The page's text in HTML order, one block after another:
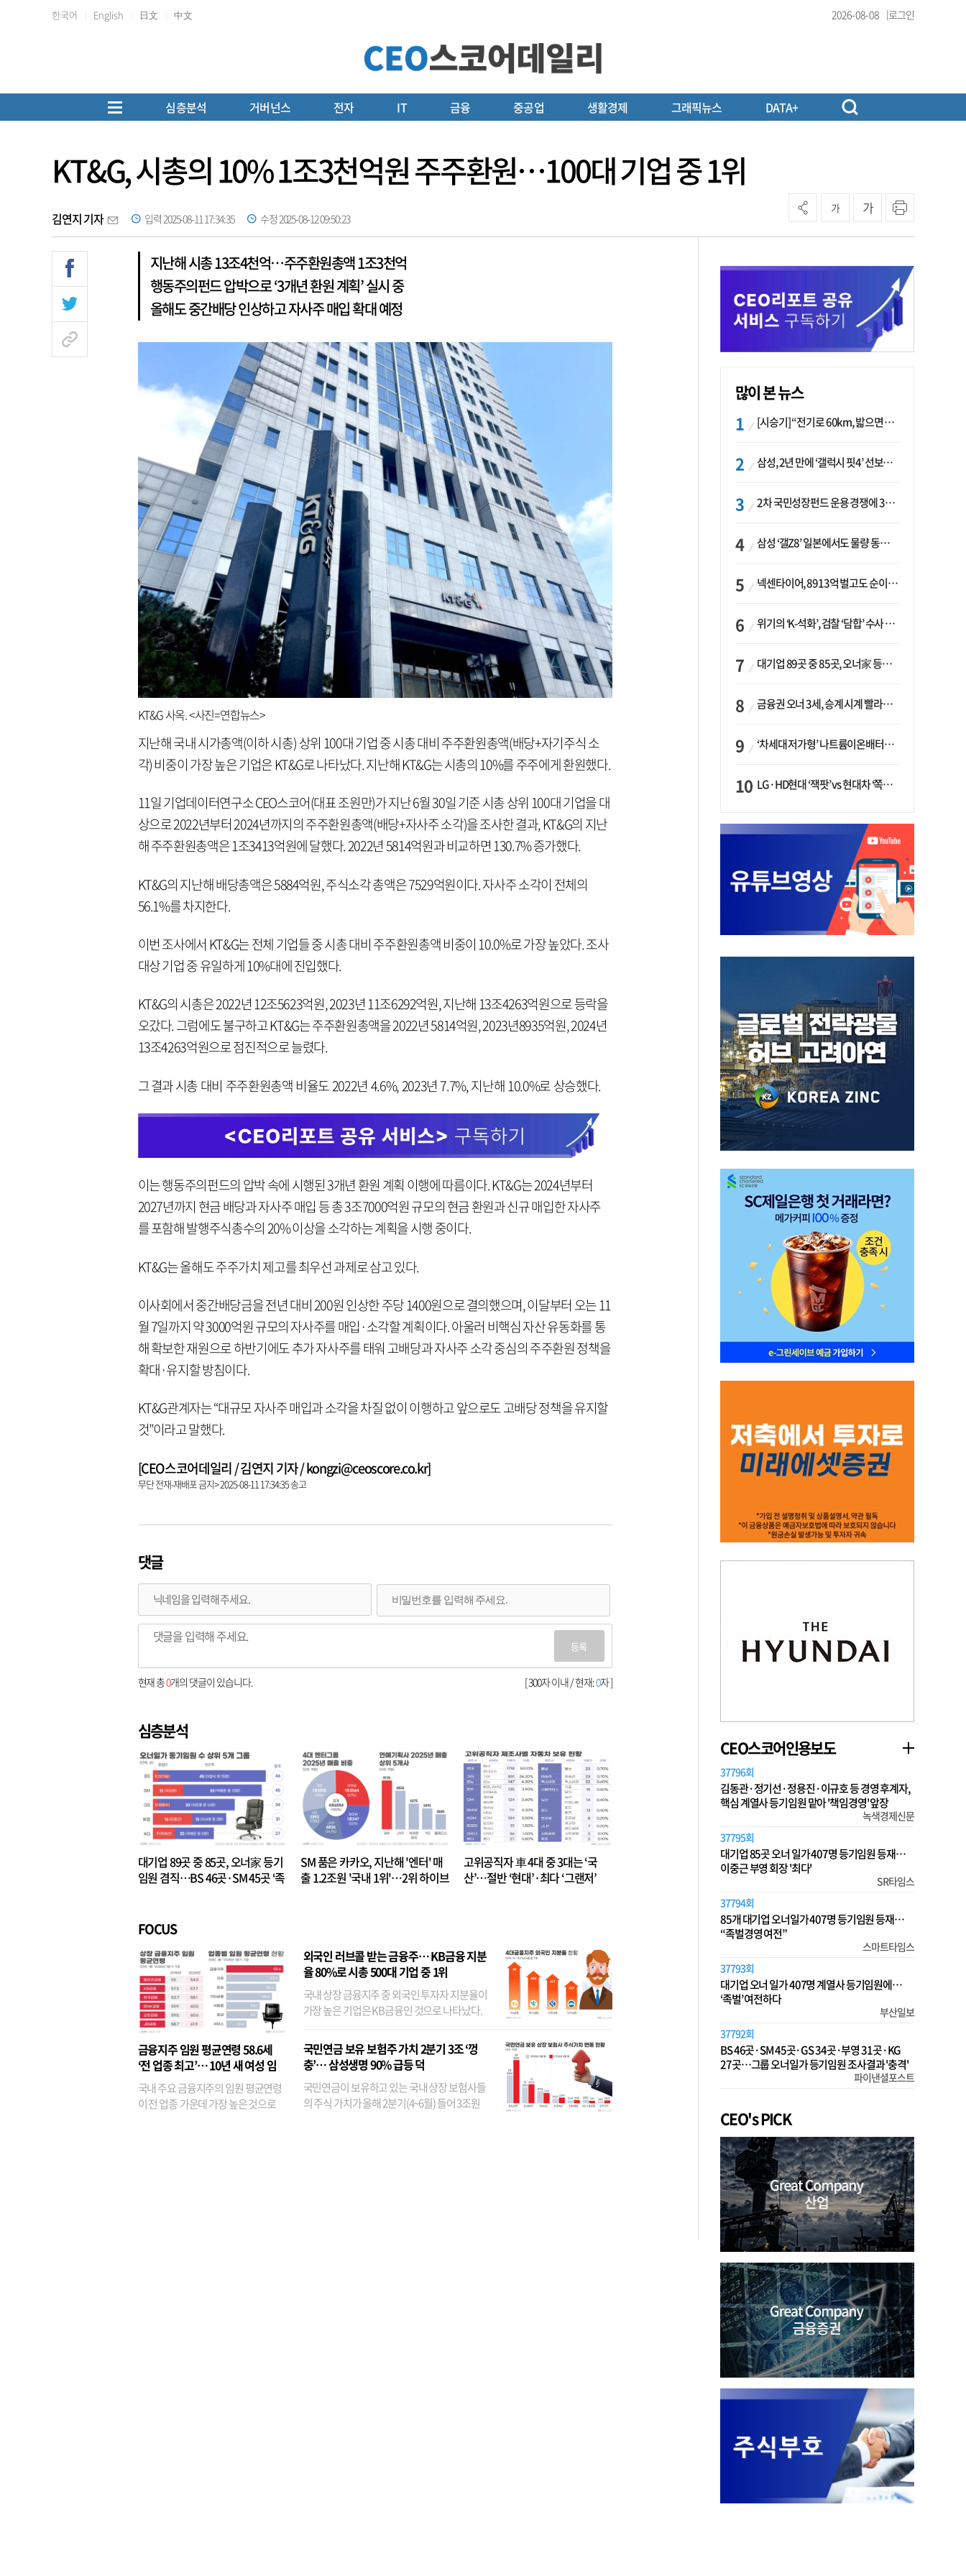
한국어 English 日文 中文 2026-08-08 로그인
심층분석 거버넌스 전자 IT 금융 중공업 생활경제 그래픽뉴스 DATA+
KT&G, 시총의 10% 1조3천억원 주주환원…100대 기업 중 1위
김연지 기자 입력 2025-08-11 17:34:35 수정 2025-08-12 09:50:23
가 가
지난해 시총 13조4천억…주주환원총액 1조3천억
행동주의펀드 압박으로 ‘3개년 환원 계획’ 실시 중
올해도 중간배당 인상하고 자사주 매입 확대 예정
KT&G 사옥. <사진=연합뉴스>
지난해 국내 시가총액(이하 시총) 상위 100대 기업 중 시총 대비 주주환원총액(배당+자기주식 소
각) 비중이 가장 높은 기업은 KT&G로 나타났다. 지난해 KT&G는 시총의 10%를 주주에게 환원했다.
11일 기업데이터연구소 CEO스코어(대표 조원만)가 지난 6월 30일 기준 시총 상위 100대 기업을 대
상으로 2022년부터 2024년까지의 주주환원총액(배당+자사주 소각)을 조사한 결과, KT&G의 지난
해 주주환원총액은 1조3413억원에 달했다. 2022년 5814억원과 비교하면 130.7% 증가했다.
KT&G의 지난해 배당총액은 5884억원, 주식소각 총액은 7529억원이다. 자사주 소각이 전체의
56.1%를 차지한다.
이번 조사에서 KT&G는 전체 기업들 중 시총 대비 주주환원총액 비중이 10.0%로 가장 높았다. 조사
대상 기업 중 유일하게 10%대에 진입했다.
KT&G의 시총은 2022년 12조5623억원, 2023년 11조6292억원, 지난해 13조4263억원으로 등락을
오갔다. 그럼에도 불구하고 KT&G는 주주환원총액을 2022년 5814억원, 2023년8935억원, 2024년
13조4263억원으로 점진적으로 늘렸다.
그 결과 시총 대비 주주환원총액 비율도 2022년 4.6%, 2023년 7.7%, 지난해 10.0%로 상승했다.
이는 행동주의펀드의 압박 속에 시행된 3개년 환원 계획 이행에 따름이다. KT&G는 2024년부터
2027년까지 현금 배당과 자사주 매입 등 총 3조7000억원 규모의 현금 환원과 신규 매입한 자사주
를 포함해 발행주식총수의 20% 이상을 소각하는 계획을 시행 중이다.
KT&G는 올해도 주주가치 제고를 최우선 과제로 삼고 있다.
이사회에서 중간배당금을 전년 대비 200원 인상한 주당 1400원으로 결의했으며, 이달부터 오는 11
월 7일까지 약 3000억원 규모의 자사주를 매입·소각할 계획이다. 아울러 비핵심 자산 유동화를 통
해 확보한 재원으로 하반기에도 추가 자사주를 태워 고배당과 자사주 소각 중심의 주주환원 정책을
확대·유지할 방침이다.
KT&G관계자는 “대규모 자사주 매입과 소각을 차질 없이 이행하고 앞으로도 고배당 정책을 유지할
것”이라고 말했다.
[CEO스코어데일리 / 김연지 기자 / kongzi@ceoscore.co.kr]
무단 전재-재배포 금지> 2025-08-11 17:34:35 송고
댓글
등록
[ 300자 이내 / 현재:0자 ]
현재 총0개의 댓글이 있습니다.
심층분석
대기업 89곳 중 85곳, 오너家 등기
임원 겸직…BS 46곳·SM 45곳 ‘족
SM 품은 카카오, 지난해 '엔터' 매
출 1.2조원 '국내 1위'…2위 하이브
고위공직자 車 4대 중 3대는 ‘국
산’…절반 ‘현대’·최다 ‘그랜저’
FOCUS
금융지주 임원 평균연령 58.6세
‘전 업종 최고’… 10년 새 여성 임
원은 14배 껑충
국내 주요 금융지주의 임원 평균연령
이 전 업종 가운데 가장 높은 것으로
외국인 러브콜 받는 금융주… KB금융 지분
율 80%로 시총 500대 기업 중 1위
국내 상장 금융지주 중 외국인 투자자 지분율이
가장 높은 기업은 KB금융인 것으로 나타났다.
융이었다. 특히 KB금융은 지난달 말 기준 해외
기관투자자 지분율이...
국민연금 보유 보험주 가치 2분기 3조 ‘껑
충’… 삼성생명 90% 급등 덕
국민연금이 보유하고 있는 국내 상장 보험사들
의 주식 가치가 올해 2분기(4~6월) 들어 3조원
많이 본 뉴스
[시승기] “전기로 60km, 밟으면 462마력”…볼보 XC60 T8의 두 얼굴
삼성, 2년 만에 ‘갤럭시 핏4’ 선보이나…웨어러블 생태계 확장 ‘시동’
2차 국민성장펀드 운용 경쟁에 33개사 몰렸다…신한·하나 등 새 얼굴 대거 합류
삼성 ‘갤Z8’ 일본에서도 물량 동났다…애플 참전 앞두고 선두 수성 ‘시험대’
넥센타이어, 8913억 벌고도 순이익 2억…유럽 세부담에 이익 증발
위기의 ‘K-석화’, 검찰 ‘담합’ 수사 착수…“LG·한화·롯데 등 7개 업체, 8개 제품 가격 담합”
대기업 89곳 중 85곳, 오너家 등기임원 겸직…BS 46곳·SM 45곳 ‘족벌경영’ 고착화
금융권 오너 3세, 승계 시계 빨라지나…한국투자 ‘속도’·미래에셋·메리츠는 ‘거리두기’
‘차세대 저가형’ 나트륨이온배터리 시대 오나…LG화학·에코프로, 상용화 속도낸다
LG·HD현대 ‘잭팟’ vs 현대차 ‘쪽박’…글로벌 사모펀드, 韓 대기업 투자 ‘희비’
CEO스코어인용보도
37796회
김동관·정기선·정용진·이규호 등 경영 후계자,
핵심 계열사 등기임원 맡아 '책임경영' 앞장
녹색경제신문
37795회
대기업 85곳 오너 일가 407명 등기임원 등재…
이중근 부영 회장 '최다'
SR타임스
37794회
85개 대기업 오너일가 407명 등기임원 등재…
“족벌경영 여전”
스마트타임스
37793회
대기업 오너 일가 407명 계열사 등기임원에…
‘족벌’ 여전하다
부산일보
37792회
BS 46곳·SM 45곳·GS 34곳·부영 31곳·KG
27곳…그룹 오너일가 등기임원 조사결과 '충격'
파이낸셜포스트
CEO's PICK